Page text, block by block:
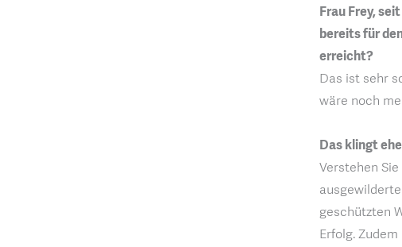
Frau Frey,
bereits für
erreicht?
Das ist sehr
wäre noch
Das klingt
Verstehen
geschützten
Erfolg.